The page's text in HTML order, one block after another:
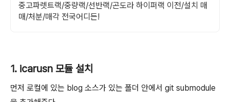
중고파렛트랙/중량랙/선반랙/곤도라 하이퍼랙 이전/설치 매
매/처분/매각 전국어디든!
1. icarusn 모듈 설치
먼저 로컬에 있는 blog 소스가 있는 폴더 안에서 git submodule